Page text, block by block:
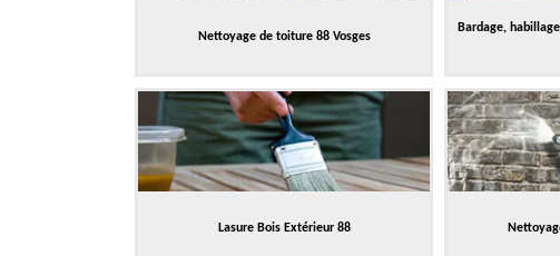
Nettoyage de toiture 88 Vosges
Bardage,
Lasure Bois Extérieur 88